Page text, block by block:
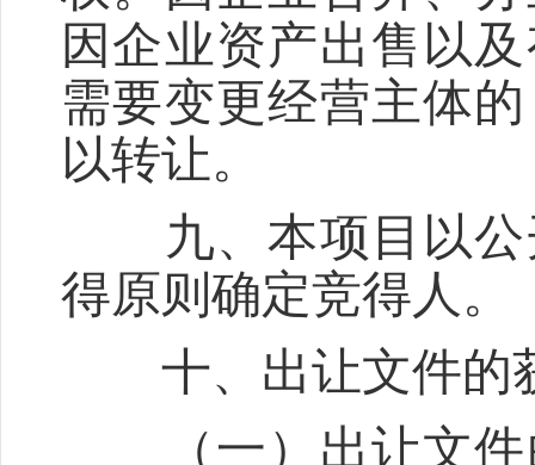
因企业资产出售以
需要变更经营主体
以转让。
九、本项目以
得原则确定竞得人。
十、出让文件的
（一）出让文件